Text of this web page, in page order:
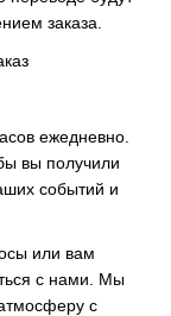
заказа.
ежедневно.
вы получили
событий и
или вам
с нами. Мы
с